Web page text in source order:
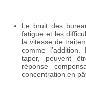
Le bruit des
fatigue et les
la vitesse de
comme
taper, peuvent
réponse
concentration en